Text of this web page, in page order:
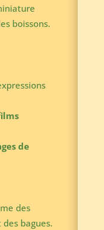
boissons.
de
des
bagues.